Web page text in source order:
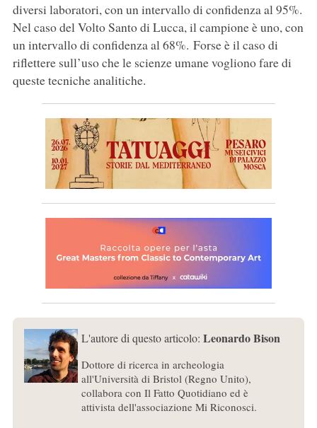
diversi laboratori, con un intervallo di confidenza al 95%.
Nel caso del Volto Santo di Lucca, il campione è uno, con
un intervallo di confidenza al 68%. Forse è il caso di
riflettere sull’uso che le scienze umane vogliono fare di
queste tecniche analitiche.
L'autore di questo articolo: Leonardo Bison
Dottore di ricerca in archeologia
all'Università di Bristol (Regno Unito),
collabora con Il Fatto Quotidiano ed è
attivista dell'associazione Mi Riconosci.